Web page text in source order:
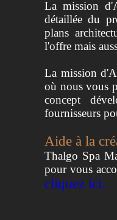
La mission
détaillée du
plans
l'offre mais
La mission
où nous vous
concept
fournisseurs
Aide à la
Thalgo Spa
pour vous
cliquez ici.